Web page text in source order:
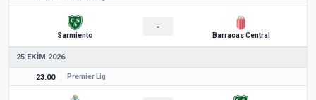
Sarmiento
-
Barracas Central
25 EKIM 2026
23.00 Premier Lig